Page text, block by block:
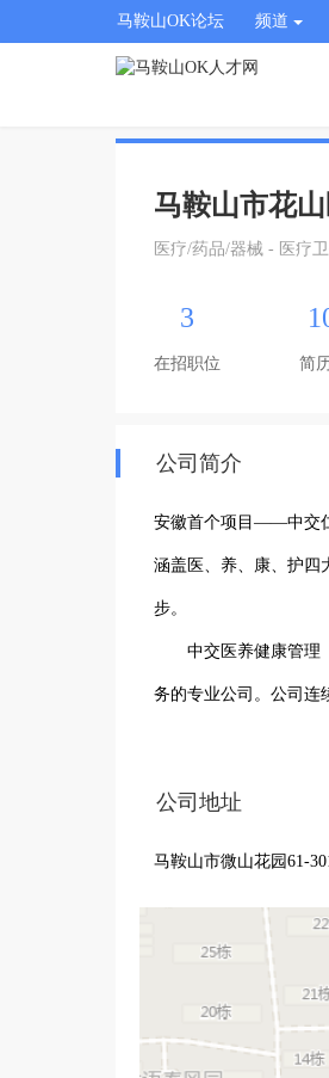
马鞍山OK论坛 频道
马鞍山市花
医疗/药品/器械 - 医疗
3
在招职位 简
公司简介
安徽首个项目——中交
涵盖医、养、康、护四
步。
务的专业公司。公司连
母公司上航局创立于
公司地址
马鞍山市微山花园61-